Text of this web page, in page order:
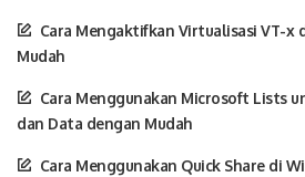
Cara Mengaktifkan Virtualisasi VT-x
Mudah
Cara Menggunakan Microsoft Lists
dan Data dengan Mudah
Cara Menggunakan Quick Share di